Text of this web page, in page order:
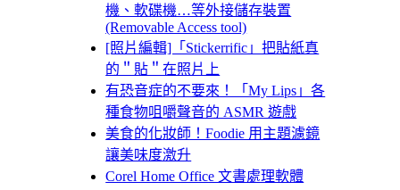
機、軟碟機…等外接儲存裝置
(Removable Access tool)
[照片編輯]「Stickerrific」把貼紙真
的＂貼＂在照片上
有恐音症的不要來！「My Lips」各
種食物咀嚼聲音的 ASMR 遊戲
美食的化妝師！Foodie 用主題濾鏡
讓美味度激升
Corel Home Office 文書處理軟體